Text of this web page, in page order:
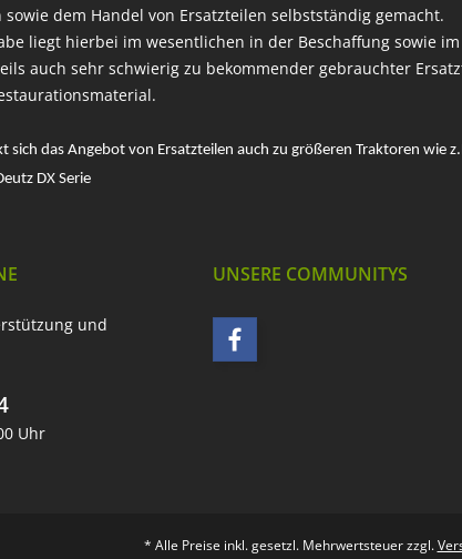
dem Handel von Ersatzteilen selbstständig gemacht.
liegt hierbei im wesentlichen in der Beschaffung sowie im
auch sehr schwierig zu bekommender gebrauchter
sich das Angebot von Ersatzteilen auch zu größeren Traktoren wie
DX Serie
und
Uhr
UNSERE COMMUNITYS
* Alle Preise inkl. gesetzl. Mehrwertsteuer zzgl.